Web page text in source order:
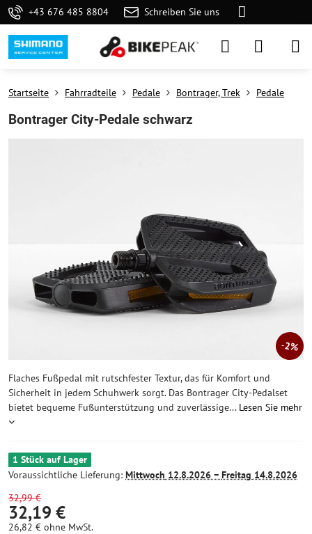
+43 676 485 8804 Schreiben Sie uns
2%
Startseite Fahrradteile Pedale Bontrager, Trek Pedale
Bontrager City-Pedale schwarz
Flaches Fußpedal mit rutschfester Textur, das für Komfort und
Sicherheit in jedem Schuhwerk sorgt. Das Bontrager City-Pedalset
bietet bequeme Fußunterstützung und zuverlässige... Lesen Sie mehr
1 Stück auf Lager
Voraussichtliche Lieferung: Mittwoch 12.8.2026 − Freitag 14.8.2026
32,99 €
32,19 €
26,82 € ohne MwSt.